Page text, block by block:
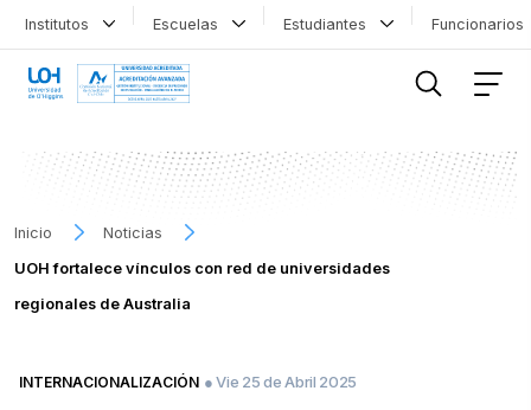
Institutos Escuelas Estudiantes
Inicio
Noticias
UOH fortalece vínculos con red de universidades
regionales de Australia
INTERNACIONALIZACIÓN ● Vie 25 de Abril 2025